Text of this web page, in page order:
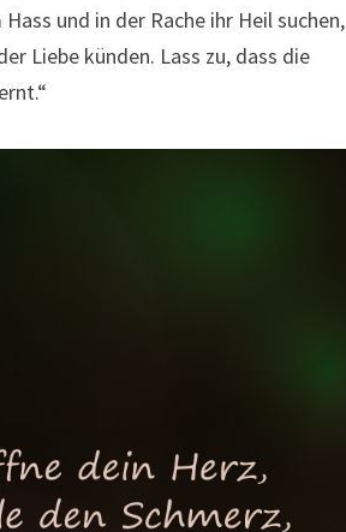
und in der Rache ihr Heil suchen,
Liebe künden. Lass zu, dass die